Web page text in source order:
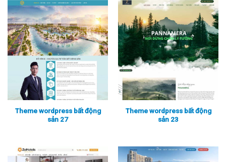
Xem thực tế Xem chi tiết Xem thực tế Xem chi tiết
Xem thực tế Xem chi tiết
Theme wordpress bất động
sản 27
Xem thực tế Xem chi tiết
Theme wordpress bất động
sản 23